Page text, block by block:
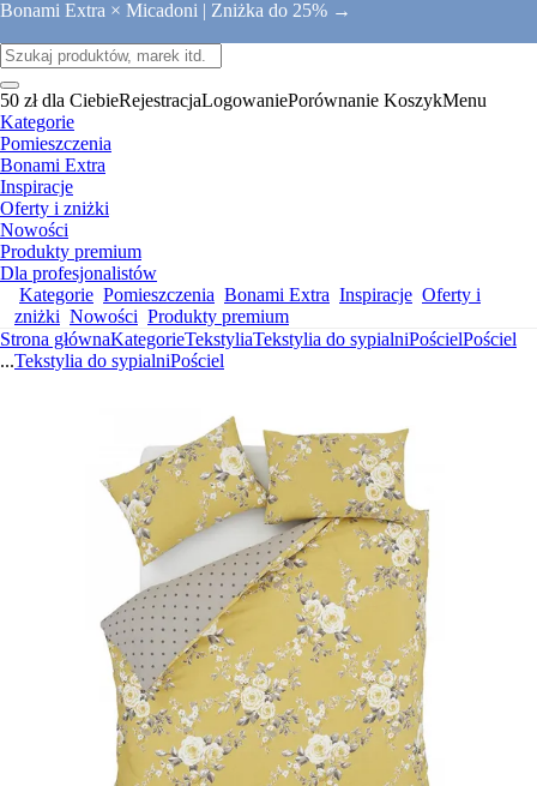
Bonami Extra × Micadoni | Zniżka do 25% →
50 zł dla CiebieRejestracjaLogowaniePorównanie KoszykMenu
Kategorie
Pomieszczenia
Bonami Extra
Inspiracje
Oferty i zniżki
Nowości
Produkty premium
Dla profesjonalistów
Kategorie Pomieszczenia Bonami Extra Inspiracje Oferty i
zniżki Nowości Produkty premium
Strona głównaKategorieTekstyliaTekstylia do sypialniPościelPościel
...Tekstylia do sypialniPościel